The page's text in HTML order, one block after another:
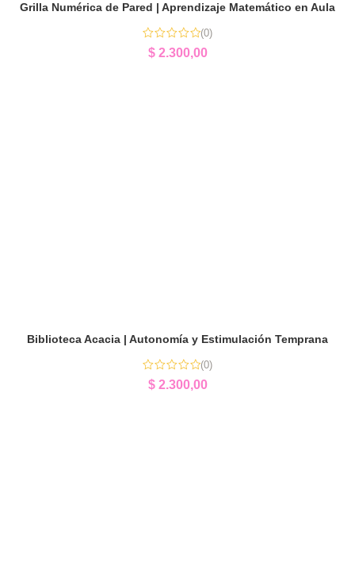
Grilla Numérica de Pared | Aprendizaje Matemático en Aula
(0)
$2.300,00
Biblioteca Acacia | Autonomía y Estimulación Temprana
(0)
$2.300,00